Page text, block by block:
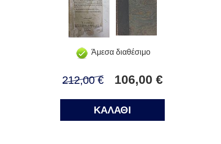
Άμεσα διαθέσιμο
212,00 € 106,00 €
ΚΑΛΑΘΙ